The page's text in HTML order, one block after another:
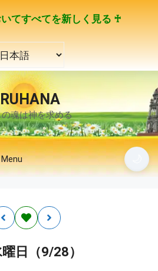
てすべてを新しく見る ♰
魂は神を求める
Menu
日（9/28）